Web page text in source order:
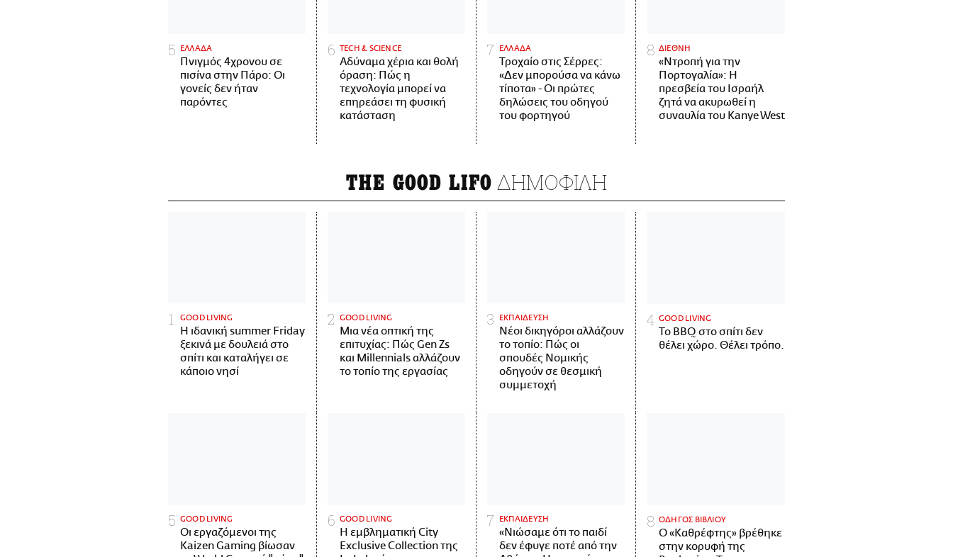
ΕΛΛΑΔΑ
Πνιγμός 4χρονου σε
πισίνα στην Πάρο: Οι
γονείς δεν ήταν
παρόντες
ΤECH & SCIENCE
Αδύναμα χέρια και θολή
όραση: Πώς η
τεχνολογία μπορεί να
επηρεάσει τη φυσική
κατάσταση
ΕΛΛΑΔΑ
Τροχαίο στις Σέρρες:
«Δεν μπορούσα να κάνω
τίποτα» - Οι πρώτες
δηλώσεις του οδηγού
του φορτηγού
ΔΙΕΘΝΗ
«Ντροπή για την
Πορτογαλία»: Η
πρεσβεία του Ισραήλ
ζητά να ακυρωθεί η
συναυλία του Kanye West
THE GOOD LIFO ΔΗΜΟΦΙΛΗ
GOOD LIVING
Η ιδανική summer Friday
ξεκινά με δουλειά στο
σπίτι και καταλήγει σε
κάποιο νησί
GOOD LIVING
Μια νέα οπτική της
επιτυχίας: Πώς Gen Zs
και Millennials αλλάζουν
το τοπίο της εργασίας
ΕΚΠΑΙΔΕΥΣΗ
Νέοι δικηγόροι αλλάζουν
το τοπίο: Πώς οι
σπουδές Νομικής
οδηγούν σε θεσμική
συμμετοχή
GOOD LIVING
Το BBQ στο σπίτι δεν
θέλει χώρο. Θέλει τρόπο.
GOOD LIVING
Οι εργαζόμενοι της
Kaizen Gaming βίωσαν
GOOD LIVING
Η εμβληματική City
Exclusive Collection της
ΕΚΠΑΙΔΕΥΣΗ
«Νιώσαμε ότι το παιδί
δεν έφυγε ποτέ από την
ΟΔΗΓΟΣ ΒΙΒΛΙΟΥ
Ο «Καθρέφτης» βρέθηκε
στην κορυφή της